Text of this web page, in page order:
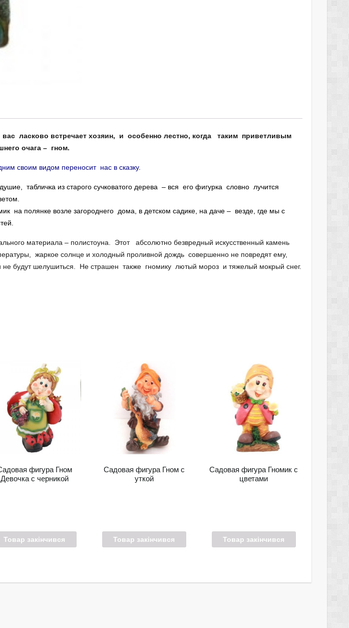
ласково встречает хозяин, и особенно лестно, когда таким приветливым
очага – гном.
своим видом переносит нас в сказку.
табличка из старого сучковатого дерева – вся его фигурка словно лучится
на полянке возле загороднего дома, в детском садике, на даче – везде, где мы с
материала – полистоуна. Этот абсолютно безвредный искусственный камень
жаркое солнце и холодный проливной дождь совершенно не повредят ему,
будут шелушиться. Не страшен также гномику лютый мороз и тяжелый мокрый снег.
фигура Гном
Девочка с черникой
Товар закінчився
Садовая фигура Гном с
уткой
Товар закінчився
Садовая фигура Гномик с
цветами
Товар закінчився